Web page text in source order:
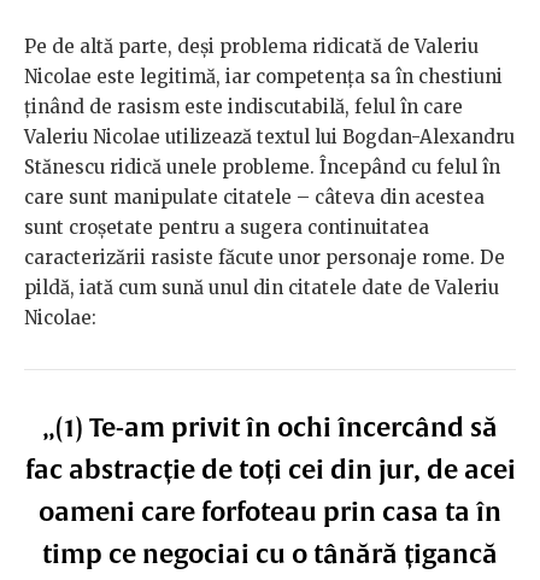
Pe de altă parte, deși problema ridicată de Valeriu
Nicolae este legitimă, iar competența sa în chestiuni
ținând de rasism este indiscutabilă, felul în care
Valeriu Nicolae utilizează textul lui Bogdan-Alexandru
Stănescu ridică unele probleme. Începând cu felul în
care sunt manipulate citatele – câteva din acestea
sunt croșetate pentru a sugera continuitatea
caracterizării rasiste făcute unor personaje rome. De
pildă, iată cum sună unul din citatele date de Valeriu
Nicolae:
„(1) Te-am privit în ochi încercând să
fac abstracție de toți cei din jur, de acei
oameni care forfoteau prin casa ta în
timp ce negociai cu o tânără țigancă